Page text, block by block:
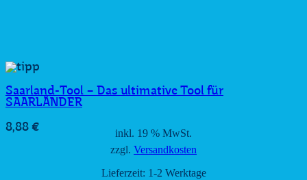
Saarland-Tool – Das ultimative Tool für
SAARLÄNDER
8,88 €
inkl. 19 % MwSt.
zzgl. Versandkosten
Lieferzeit: 1-2 Werktage